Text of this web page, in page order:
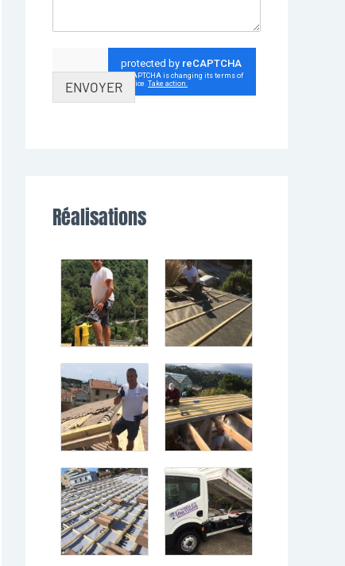
ENVOYER
Réalisations